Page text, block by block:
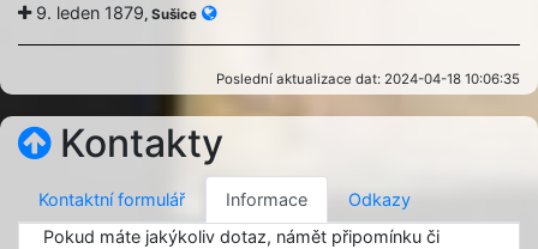
9. leden 1879, Sušice
Poslední aktualizace dat: 2024-04-18 10:06:35
Kontakty
Kontaktní formulář Informace
Odkazy
Pokud máte jakýkoliv dotaz, námět připomínku či